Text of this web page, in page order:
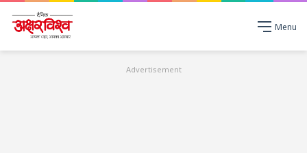
Menu
Advertisement